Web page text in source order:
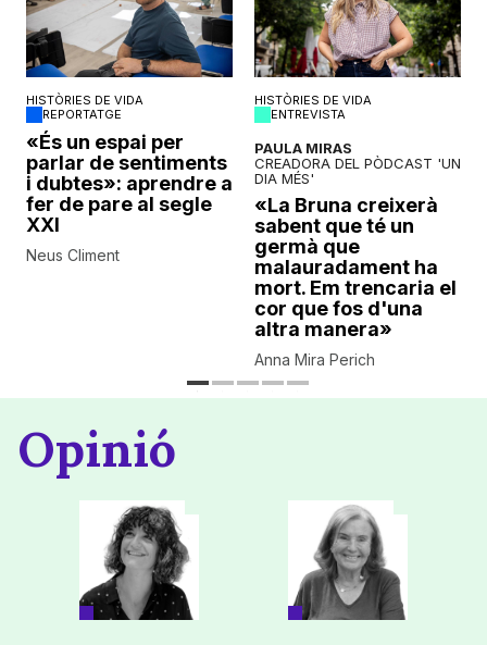
HISTÒRIES DE VIDA
REPORTATGE
«És un espai per
parlar de sentiments
i dubtes»: aprendre a
fer de pare al segle
XXI
Neus Climent
HISTÒRIES DE VIDA
ENTREVISTA
PAULA MIRAS
CREADORA DEL PÒDCAST 'UN
DIA MÉS'
«La Bruna creixerà
sabent que té un
germà que
malauradament ha
mort. Em trencaria el
cor que fos d'una
altra manera»
Anna Mira Perich
Opinió